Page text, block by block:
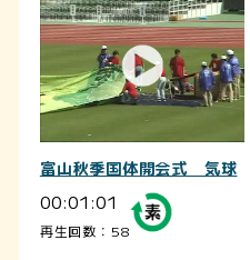
富山秋季国体開会式 気球
00:01:01
再生回数：58